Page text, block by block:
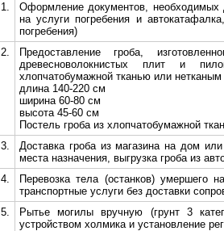
1.
Оформление документов, необходимых
на услуги погребения и
погребения)
2.
Предоставление гроба,
древесноволокнистых плит и
хлопчатобумажной тканью или
длина 140-220 см
ширина 60-80 см
высота 45-60 см
Постель гроба из хлопчатобумажной
3.
Доставка гроба из магазина на дом
места назначения, выгрузка гроба из
4.
Перевозка тела (останков) умершего
транспортные услуги без доставки
5.
Рытье могилы вручную (грунт 3
устройством холмика и установление